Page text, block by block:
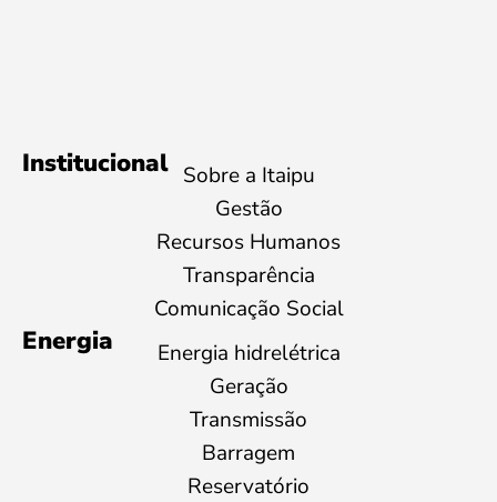
Institucional Sobre a Itaipu
Gestão
Recursos Humanos
Transparência
Comunicação Social
Energia
Energia hidrelétrica
Geração
Transmissão
Barragem
Reservatório